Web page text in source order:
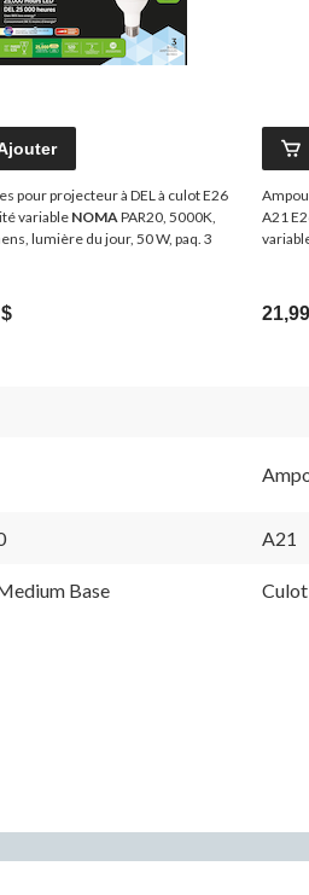
pour projecteur à DEL à culot E26
variableNOMA PAR20, 5000K,
lumière du jour, 50 W, paq. 3
A21
A21
Base